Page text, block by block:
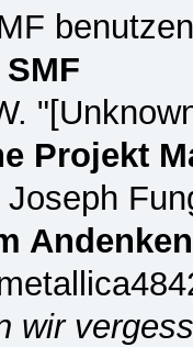
Projekt
wir